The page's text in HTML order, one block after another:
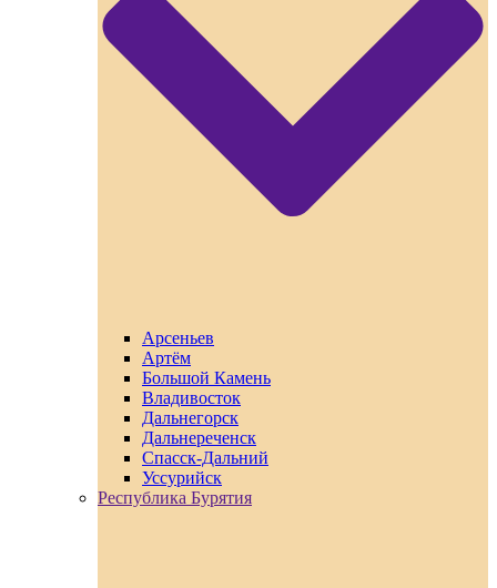
Арсеньев
Артём
Большой Камень
Владивосток
Дальнегорск
Дальнереченск
Спасск-Дальний
Уссурийск
Республика Бурятия